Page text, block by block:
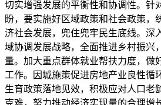
切实增强发展的平衡性和协调性。针
盼，要实施好区域政策和社会政策，
济社会发展，兜住兜牢民生底线。深
域协调发展战略，全面推进乡村振兴
量。加大重点群体就业帮扶力度，做
工作。因城施策促进房地产业良性循
生育政策落地见效，积极应对人口老
克难，努力推动经济实现量的合理增